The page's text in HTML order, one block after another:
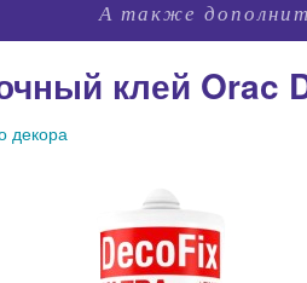
А также
клей Orac
декора